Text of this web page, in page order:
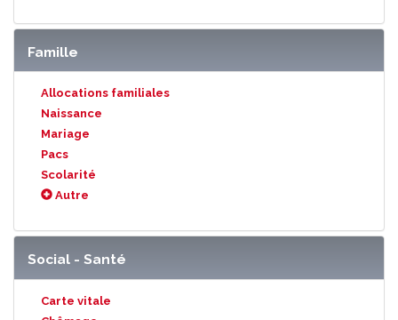
Famille
Allocations familiales
Naissance
Mariage
Pacs
Scolarité
Autre
Social - Santé
Carte vitale